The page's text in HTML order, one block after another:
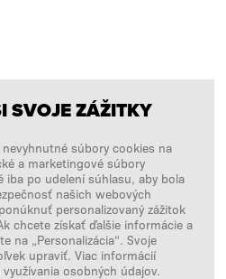
2026 SFD S. A.
SVOJE ZÁŽITKY
súbory cookies na
a marketingové súbory
po udelení súhlasu, aby bola
našich webových
personalizovaný zážitok
chcete získať ďalšie informácie a
na „Personalizácia“. Svoje
upraviť. Viac informácií
osobných údajov.